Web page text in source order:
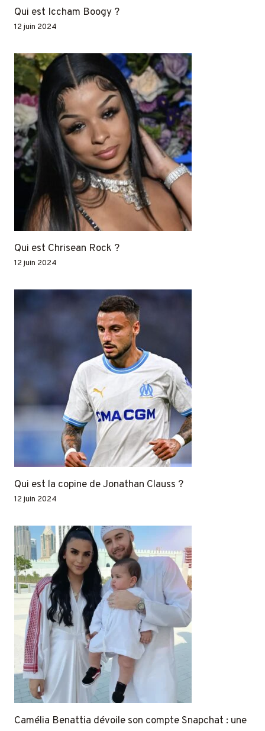
Qui est Iccham Boogy ?
12 juin 2024
Qui est Chrisean Rock ?
12 juin 2024
Qui est la copine de Jonathan Clauss ?
12 juin 2024
Camélia Benattia dévoile son compte Snapchat : une